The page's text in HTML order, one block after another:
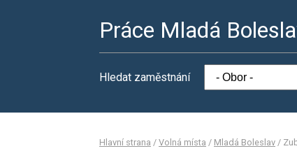
Práce Mladá
Hledat zaměstnání
Hlavní strana / Volná místa / Mladá Boleslav /